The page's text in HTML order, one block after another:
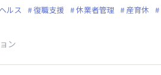
ルス 復職支援 休業者管理 産育休
ン